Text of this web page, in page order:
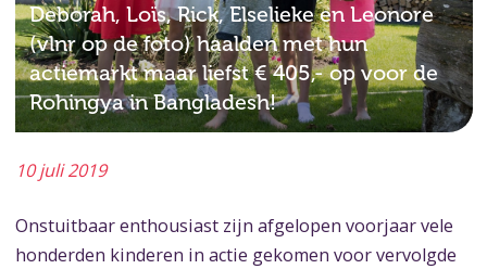
Deborah, Loïs, Rick, Elselieke en Leonore
(vlnr op de foto) haalden met hun
actiemarkt maar liefst € 405,- op voor de
Rohingya in Bangladesh!
10 juli 2019
Onstuitbaar enthousiast zijn afgelopen voorjaar vele
honderden kinderen in actie gekomen voor vervolgde